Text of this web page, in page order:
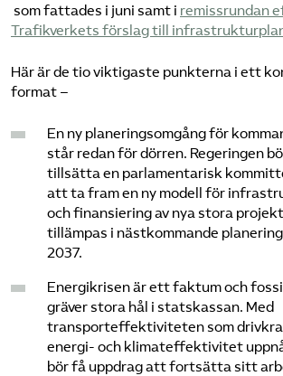
som fattades i juni samt i remissrundan
Trafikverkets förslag till
Här är de tio viktigaste punkterna i ett
format –
En ny planeringsomgång för
står redan för dörren. Regeringen
tillsätta en parlamentarisk
att ta fram en ny modell för
och finansiering av nya stora
tillämpas i nästkommande
2037.
Energikrisen är ett faktum och
gräver stora hål i statskassan. Med
transporteffektiviteten som
energi- och klimateffektivitet
bör få uppdrag att fortsätta sitt